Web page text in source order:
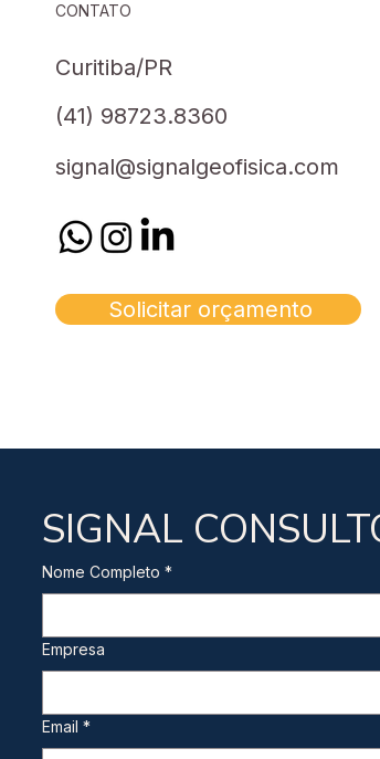
CONTATO
Curitiba/PR
(41) 98723.8360
signal@signalgeofisica.com
Solicitar orçamento
SIGNAL
Nome Completo *
Empresa
Email *